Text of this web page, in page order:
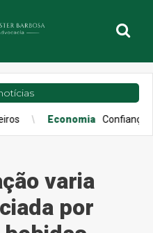
Confiança do
varia
por